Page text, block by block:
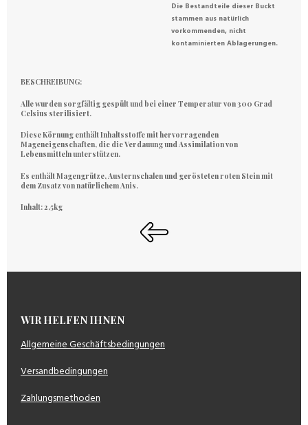
Die Bestandteile dieser Buckt
stammen aus natürlich
vorkommenden, nicht
kontaminierten Ablagerungen.
BESCHREIBUNG:
Alle wurden sorgfältig gespült und bei einer Temperatur von 300 Grad
Celsius sterilisiert.
Diese Körnung enthält Inhaltsstoffe mit hervorragenden
Mageneigenschaften, die die Verdauung und Assimilation von
Lebensmitteln unterstützen.
Es enthält Magengrütze, Austernschalen und gerösteten roten Stein mit
dem Zusatz von natürlichem Anis.
Inhalt: 2,5kg
WIR HELFEN IHNEN
Allgemeine Geschäftsbedingungen
Versandbedingungen
Zahlungsmethoden